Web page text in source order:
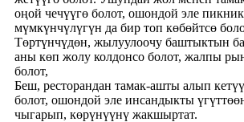
оңой чечүүгө болот, ошондой эле
мүмкүнчүлүгүн да бир топ көбөйтсө
Төртүнчүдөн, жылуулоочу баштыктын
аны көп жолу колдонсо болот, жалпы
болот,
Беш, ресторандан тамак-ашты алып
болот, ошондой эле инсандыкты
чыгарып, көрүнүүнү жакшыртат.